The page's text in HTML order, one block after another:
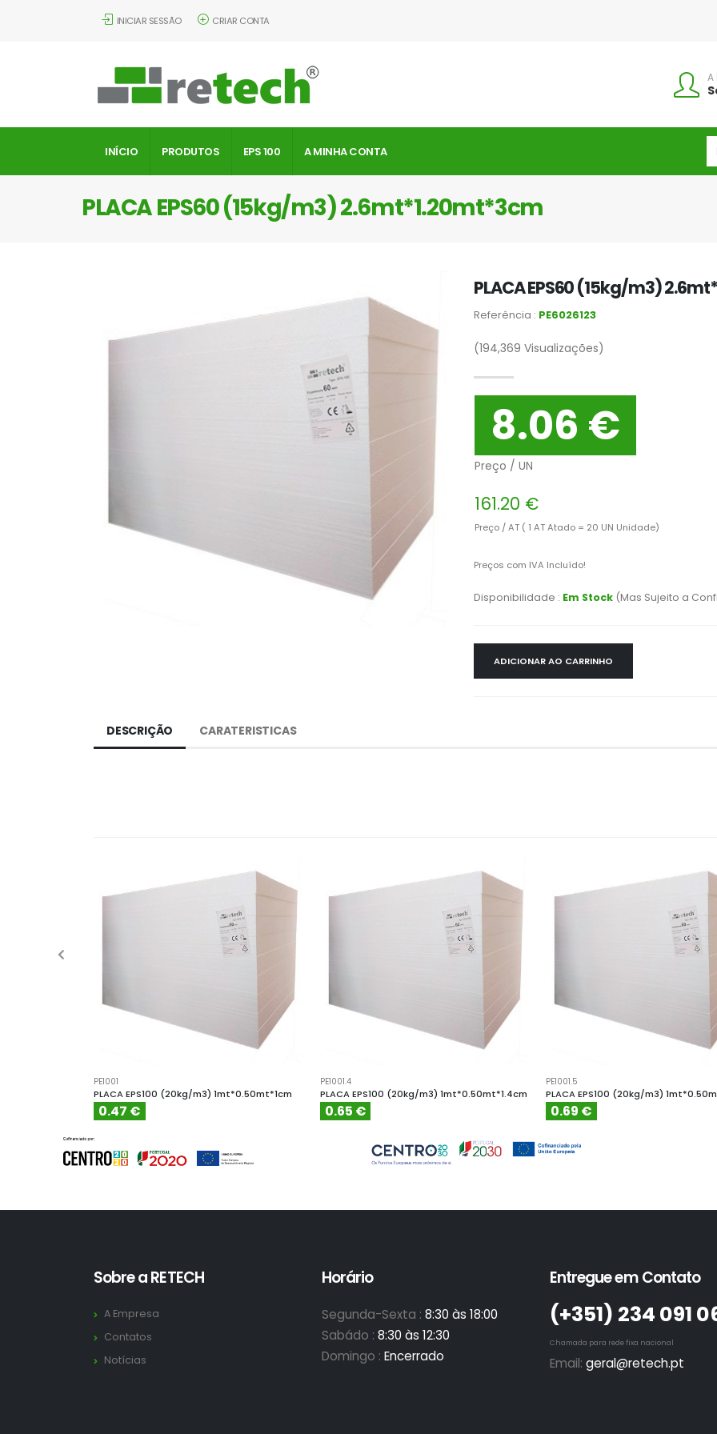
INICIAR SESSÃO CRIAR CONTA
A
INÍCIO PRODUTOS EPS 100 A MINHA CONTA
PLACA EPS60 (15kg/m3) 2.6mt*1.20mt*3cm
PLACA EPS60 (15kg/m3)
Referência : PE6026123
(194,369 Visualizações)
8.06 €
Preço / UN
161.20 €
Preço / AT ( 1 AT Atado = 20 UN Unidade)
Preços com IVA Incluído!
Disponibilidade : Em Stock (Mas Sujeito a
ADICIONAR AO CARRINHO
DESCRIÇÃO CARATERISTICAS
PE1001
PLACA EPS100 (20kg/m3) 1mt*0.50mt*1cm
0.47 €
PE1001.4
PLACA EPS100 (20kg/m3) 1mt*0.50mt*1.4cm
0.65 €
PE1001.5
PLACA EPS100 (20kg/m3)
0.69 €
Sobre a RETECH
A Empresa
Contatos
Notícias
Horário
Segunda-Sexta : 8:30 às 18:00
Sabádo : 8:30 às 12:30
Domingo : Encerrado
Entregue em Contato
(+351)­ 234 091
Chamada para rede fixa nacional
Email: geral@retech.pt